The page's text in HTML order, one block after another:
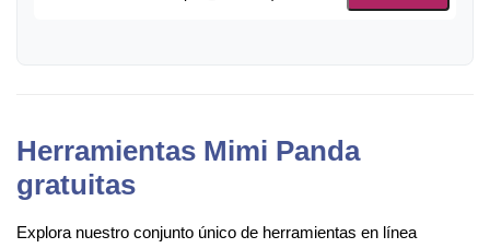
Herramientas Mimi Panda
gratuitas
Explora nuestro conjunto único de herramientas en línea